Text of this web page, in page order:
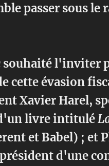
passer sous le
souhaité l'inviter
cette évasion
Xavier Harel,
livre intitulé
et Babel) ; et
d'une